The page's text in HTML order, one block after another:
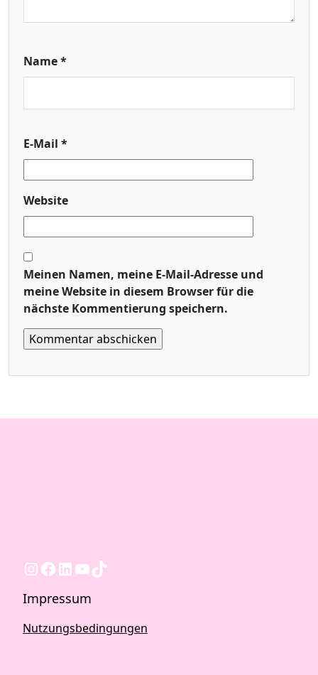
Name*
E-Mail *
Website
Meinen Namen, meine E-Mail-Adresse und
meine Website in diesem Browser für die
nächste Kommentierung speichern.
Instagram
Facebook
LinkedIn
YouTube
TikTok
Impressum
Nutzungsbedingungen